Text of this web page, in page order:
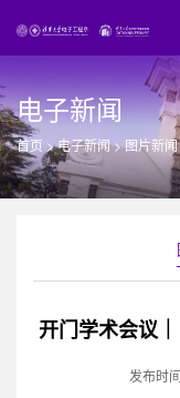
电子新闻
首页 >电子新闻>图片新闻
开门学术会议
发布时